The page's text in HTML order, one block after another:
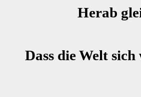
Herab
Dass die Welt